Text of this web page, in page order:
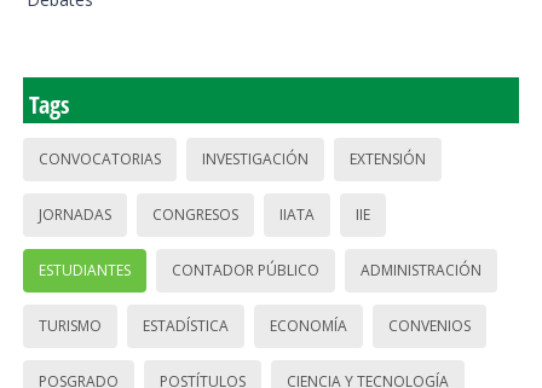
Tags
CONVOCATORIAS INVESTIGACIÓN EXTENSIÓN
JORNADAS CONGRESOS IIATA IIE
ESTUDIANTES CONTADOR PÚBLICO ADMINISTRACIÓN
TURISMO ESTADÍSTICA ECONOMÍA CONVENIOS
POSGRADO POSTÍTULOS CIENCIA Y TECNOLOGÍA